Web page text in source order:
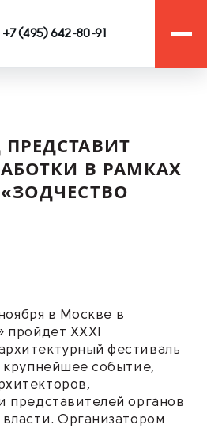
+7 (495) 642-80-91
В РАМКАХ
в Москве в
пройдет XXXI
фестиваль
крупнейшее событие,
представителей органов
Организатором